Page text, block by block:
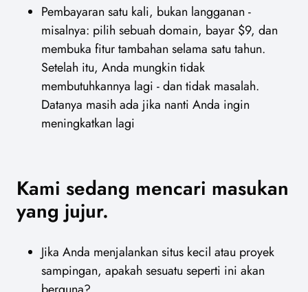
Pembayaran satu kali, bukan langganan -
misalnya: pilih sebuah domain, bayar $9, dan
membuka fitur tambahan selama satu tahun.
Setelah itu, Anda mungkin tidak
membutuhkannya lagi - dan tidak masalah.
Datanya masih ada jika nanti Anda ingin
meningkatkan lagi
Kami sedang mencari masukan
yang jujur.
Jika Anda menjalankan situs kecil atau proyek
sampingan, apakah sesuatu seperti ini akan